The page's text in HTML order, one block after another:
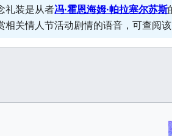
礼装是从者冯·霍恩海姆·帕拉塞尔苏斯
相关情人节活动剧情的语音，可查阅